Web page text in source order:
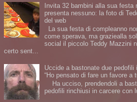
Invita 32 bambini alla sua festa
presenta nessuno: la foto di
del web
La sua festa di compleanno
come sperava, ma graziealla
social il piccolo Teddy Mazzini
certo sent...
Uccide a bastonate due pedofili
“Ho pensato di fare un favore a
Ha ucciso, prendendoli a
pedofili rinchiusi in carcere con